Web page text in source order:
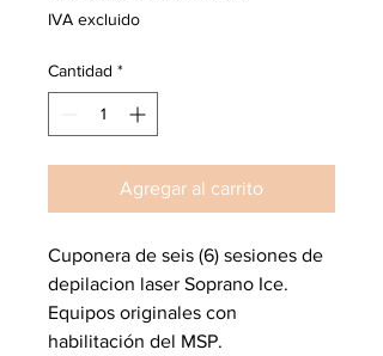
IVA excluido
Cantidad *
Agregar al carrito
Cuponera de seis (6) sesiones de
depilacion laser Soprano Ice.
Equipos originales con
habilitación del MSP.